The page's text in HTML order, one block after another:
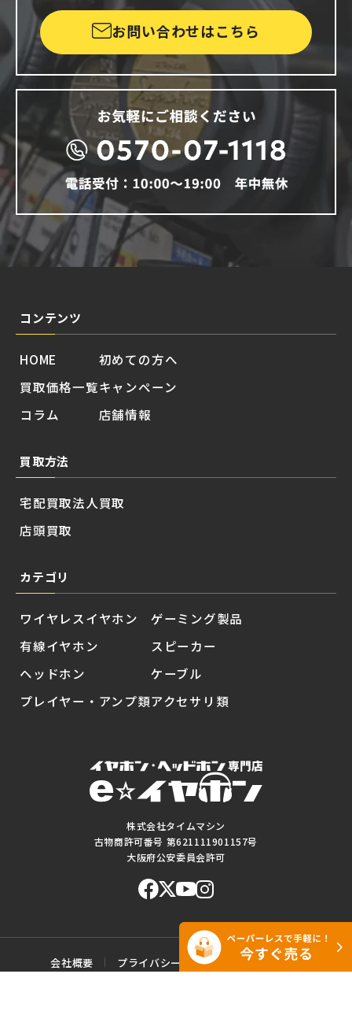
お問い合わせはこちら
株式会社タイムマシン
古物商許可番号 第621111901157号
大阪府公安委員会許可
コンテンツ
HOME
買取価格一覧
コラム
初めての方へ
キャンペーン
店舗情報
買取方法
宅配買取
店頭買取
法人買取
カテゴリ
ワイヤレスイヤホン
有線イヤホン
ヘッドホン
プレイヤー・アンプ類
ゲーミング製品
スピーカー
ケーブル
アクセサリ類
会社概要 プライバシーポリシー
ご利用規約